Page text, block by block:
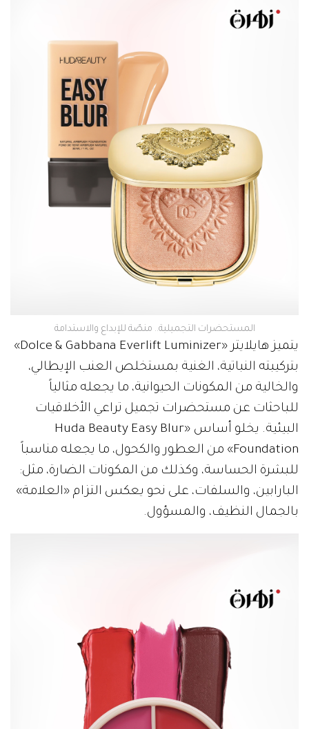
المستحضرات التجميلية.. منصّة للإبداع والاستدامة
يتميز هايلايتر «Dolce & Gabbana Everlift Luminizer»
بتركيبته النباتية، الغنية بمستخلص العنب الإيطالي،
والخالية من المكونات الحيوانية، ما يجعله مثالياً
للباحثات عن مستحضرات تجميل تراعي الأخلاقيات
البيئية. يخلو أساس «Huda Beauty Easy Blur
Foundation» من العطور والكحول، ما يجعله مناسباً
للبشرة الحساسة، وكذلك من المكونات الضارة، مثل:
البارابين، والسلفات، على نحو يعكس التزام «العلامة»
بالجمال النظيف، والمسؤول.